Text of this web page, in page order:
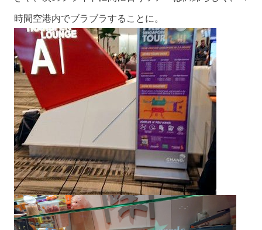
時間空港内でブラブラすることに。